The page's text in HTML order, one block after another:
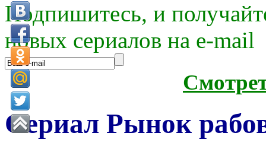
Подпишитесь, и
новых сериалов на e-mаil
Сериал Рынок